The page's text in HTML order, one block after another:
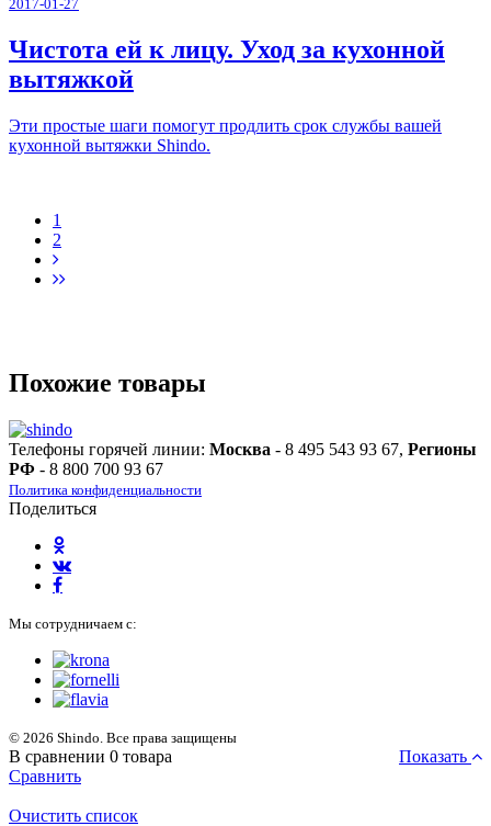
2017-01-27
Чистота ей к лицу. Уход за кухонной
вытяжкой
Эти простые шаги помогут продлить срок службы вашей
кухонной вытяжки Shindo.
1
2
Похожие товары
Телефоны горячей линии: Москва - 8 495 543 93 67, Регионы
РФ - 8 800 700 93 67
Политика конфиденциальности
Поделиться
Мы сотрудничаем с:
© 2026 Shindo. Все права защищены
В сравнении 0 товара
Показать
Сравнить
Очистить список